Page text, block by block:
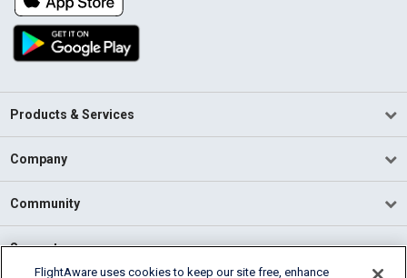
Products & Services
Company
Community
Support
FlightAware uses cookies to keep our site free, enhance